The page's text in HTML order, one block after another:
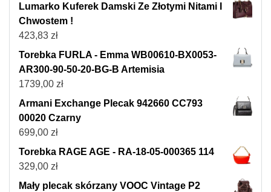
Lumarko Kuferek Damski Ze Złotymi Nitami I
Chwostem !
423,83 zł
Torebka FURLA - Emma WB00610-BX0053-
AR300-90-50-20-BG-B Artemisia
1739,00 zł
Armani Exchange Plecak 942660 CC793
00020 Czarny
699,00 zł
Torebka RAGE AGE - RA-18-05-000365 114
329,00 zł
Mały plecak skórzany VOOC Vintage P2